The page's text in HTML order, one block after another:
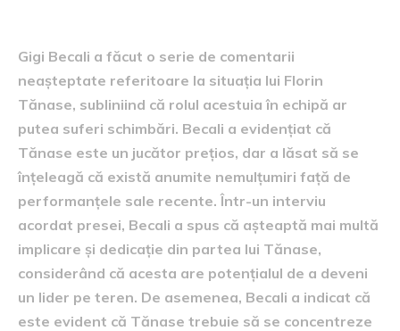
Gigi Becali a făcut o serie de comentarii
neașteptate referitoare la situația lui Florin
Tănase, subliniind că rolul acestuia în echipă ar
putea suferi schimbări. Becali a evidențiat că
Tănase este un jucător prețios, dar a lăsat să se
înțeleagă că există anumite nemulțumiri față de
performanțele sale recente. Într-un interviu
acordat presei, Becali a spus că așteaptă mai multă
implicare și dedicație din partea lui Tănase,
considerând că acesta are potențialul de a deveni
un lider pe teren. De asemenea, Becali a indicat că
este evident că Tănase trebuie să se concentreze